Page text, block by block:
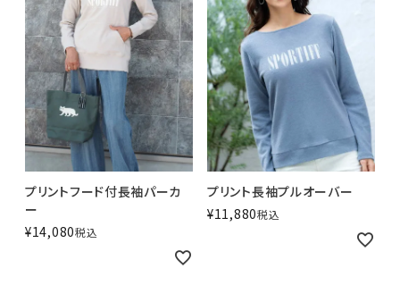
プリントフード付長袖パーカ
ー
¥14,080税込
プリント長袖プルオーバー
¥11,880税込